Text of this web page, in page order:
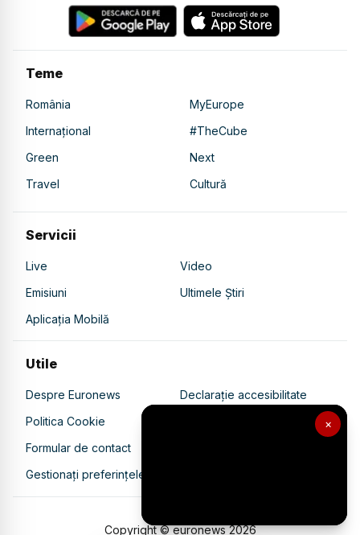
×
Teme
România
MyEurope
Internațional
#TheCube
Green
Next
Travel
Cultură
Servicii
Live
Video
Emisiuni
Ultimele Știri
Aplicația Mobilă
Utile
Despre Euronews
Declarație accesibilitate
Politica Cookie
Politica de confidențialitate
Formular de contact
Gestionați preferințele
Copyright © euronews2026